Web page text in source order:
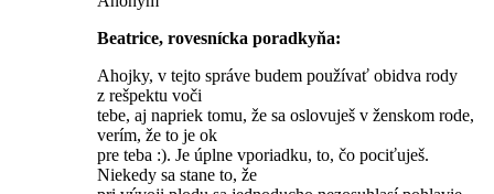
Beatrice, rovesnícka poradkyňa:
Ahojky, v tejto správe budem používať obidva rody
z rešpektu voči
tebe, aj napriek tomu, že sa oslovuješ v ženskom rode,
verím, že to je ok
pre teba :). Je úplne vporiadku, to, čo pociťuješ.
Niekedy sa stane to, že